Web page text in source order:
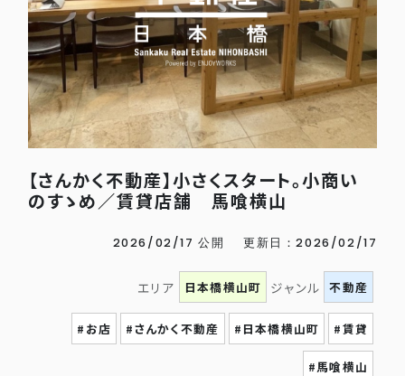
【さんかく不動産】小さくスタート。小商い
のすゝめ／賃貸店舗 馬喰横山
2026/02/17 公開 更新日：2026/02/17
エリア 日本橋横山町 ジャンル 不動産
#お店 #さんかく不動産 #日本橋横山町 #賃貸
#馬喰横山